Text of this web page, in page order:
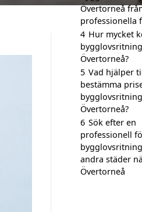
Övertorneå
professionella
4 Hur mycket
Övertorneå?
5 Vad hjälper
bestämma
Övertorneå?
6 Sök efter en
professionell
andra städer
Övertorneå